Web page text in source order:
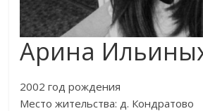
Арина
2002 год рождения
Место жительства: д. Кондратово